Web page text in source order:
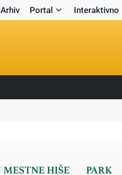
Arhiv Portal Interaktivno